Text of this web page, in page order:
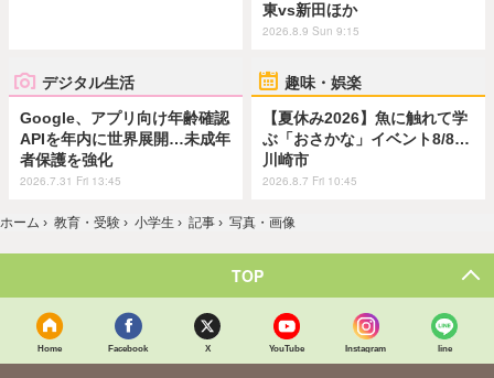
東vs新田ほか
2026.8.9 Sun 9:15
デジタル生活
Google、アプリ向け年齢確認
APIを年内に世界展開…未成年
者保護を強化
2026.7.31 Fri 13:45
趣味・娯楽
【夏休み2026】魚に触れて学
ぶ「おさかな」イベント8/8…
川崎市
2026.8.7 Fri 10:45
ホーム › 教育・受験 › 小学生 › 記事 › 写真・画像
TOP
Home Facebook X YouTube Instagram line